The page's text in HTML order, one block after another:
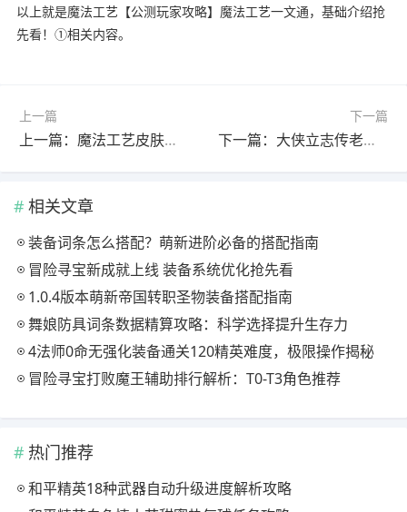
以上就是魔法工艺【公测玩家攻略】魔法工艺一文通，基础介绍抢
先看！①相关内容。
上一篇
上一篇：魔法工艺皮肤护理指南：高效使用技巧与效果解析
下一篇
下一篇：大侠立志传老头燕歌行：属性逆天却难破天塔？
相关文章
装备词条怎么搭配？萌新进阶必备的搭配指南
冒险寻宝新成就上线 装备系统优化抢先看
1.0.4版本萌新帝国转职圣物装备搭配指南
舞娘防具词条数据精算攻略：科学选择提升生存力
4法师0命无强化装备通关120精英难度，极限操作揭秘
冒险寻宝打败魔王辅助排行解析：T0-T3角色推荐
热门推荐
和平精英18种武器自动升级进度解析攻略